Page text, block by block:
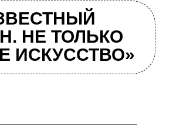
НЕ ТОЛЬКО
ИСКУССТВО»